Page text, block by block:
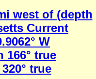
west of (depth
Current
W
166° true
true